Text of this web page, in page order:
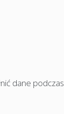
dane